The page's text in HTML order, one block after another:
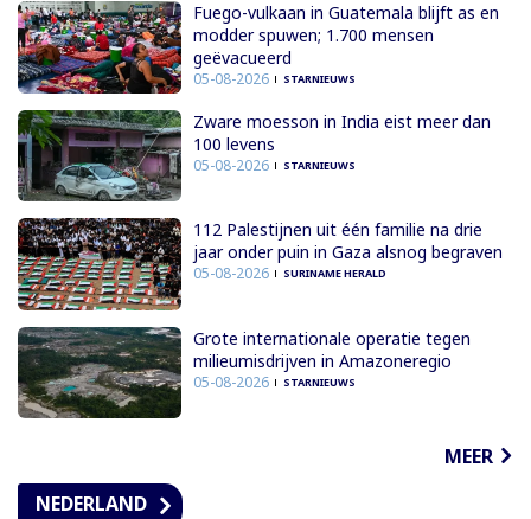
Fuego-vulkaan in Guatemala blijft as en
modder spuwen; 1.700 mensen
geëvacueerd
05-08-2026 STARNIEUWS
Zware moesson in India eist meer dan
100 levens
05-08-2026 STARNIEUWS
112 Palestijnen uit één familie na drie
jaar onder puin in Gaza alsnog begraven
05-08-2026 SURINAME HERALD
Grote internationale operatie tegen
milieumisdrijven in Amazoneregio
05-08-2026 STARNIEUWS
MEER
NEDERLAND